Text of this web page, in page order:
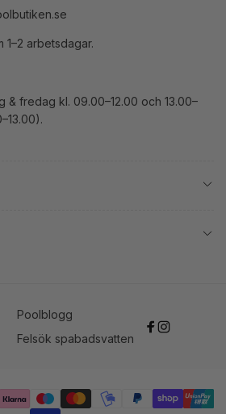
1–2 arbetsdagar.
& fredag kl. 09.00–12.00 och 13.00–
Poolblogg
Felsök spabadsvatten Facebook
Instagram